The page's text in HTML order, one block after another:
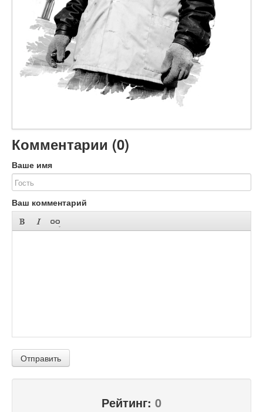
Комментарии (0)
Ваше имя
Ваш комментарий
Отправить
Рейтинг: 0